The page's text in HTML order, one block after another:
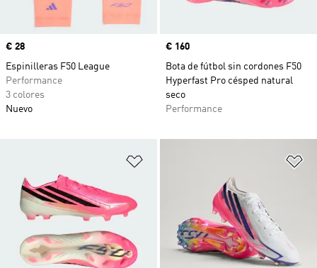
Precio
€ 28
Espinilleras F50 League
Performance
3 colores
Nuevo
Precio
€ 160
Bota de fútbol sin cordones F50
Hyperfast Pro césped natural
seco
Performance